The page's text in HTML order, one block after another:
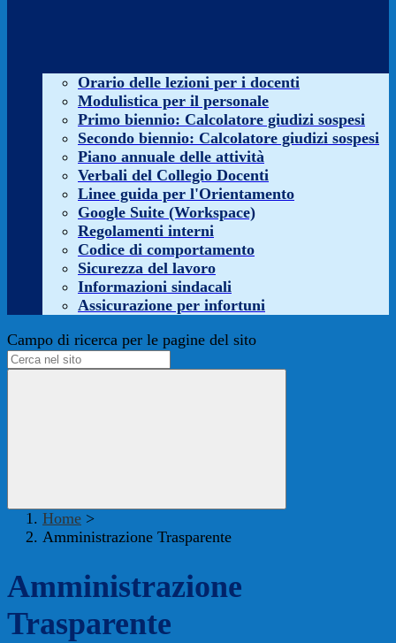
Orario delle lezioni per i docenti
Modulistica per il personale
Primo biennio: Calcolatore giudizi sospesi
Secondo biennio: Calcolatore giudizi sospesi
Piano annuale delle attività
Verbali del Collegio Docenti
Linee guida per l'Orientamento
Google Suite (Workspace)
Regolamenti interni
Codice di comportamento
Sicurezza del lavoro
Informazioni sindacali
Assicurazione per infortuni
Campo di ricerca per le pagine del sito
Home >
Amministrazione Trasparente
Amministrazione
Trasparente